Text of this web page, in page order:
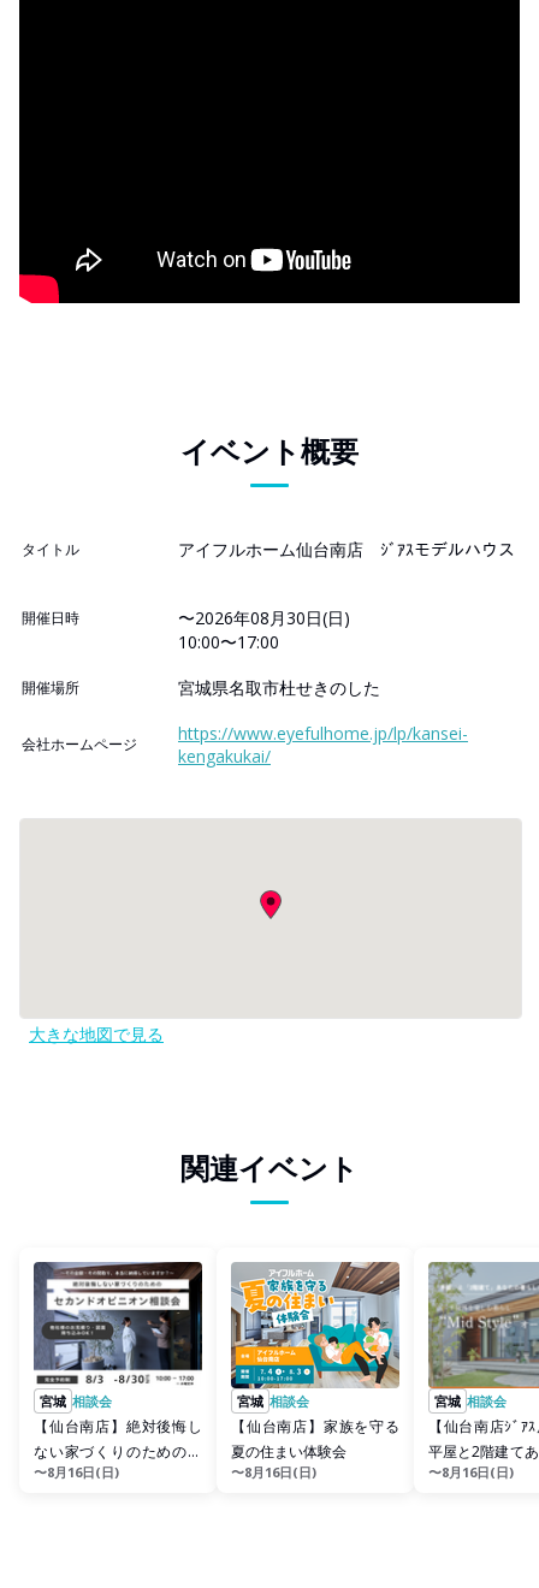
イベント概要
タイトル アイフルホーム仙台南店 ｼﾞｱｽモデルハウス
開催日時
〜2026年08月30日(日)
10:00〜17:00
開催場所 宮城県名取市杜せきのした
会社ホームページ
https://www.eyefulhome.jp/lp/kansei-
kengakukai/
大きな地図で見る
関連イベント
宮城 相談会
【仙台南店】絶対後悔し
ない家づくりのためのセ
カンドオピニオン相談会
〜8月16日(日)
宮城 相談会
【仙台南店】家族を守る
夏の住まい体験会
〜8月16日(日)
宮城 相談会
【仙台南店ｼﾞｱ
平屋と2階建て
らしに合うの
〜8月16日(日)